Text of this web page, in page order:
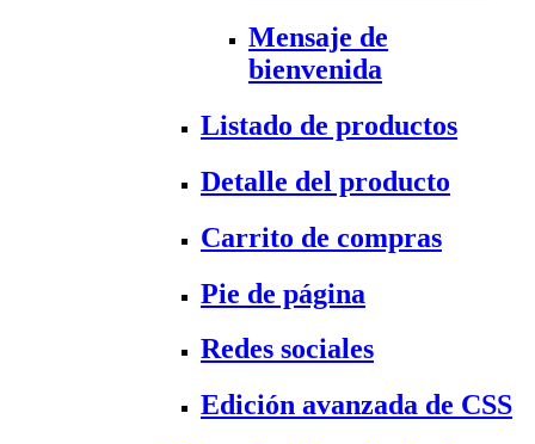
Mensaje de
bienvenida
Listado de productos
Detalle del producto
Carrito de compras
Pie de página
Redes sociales
Edición avanzada de CSS